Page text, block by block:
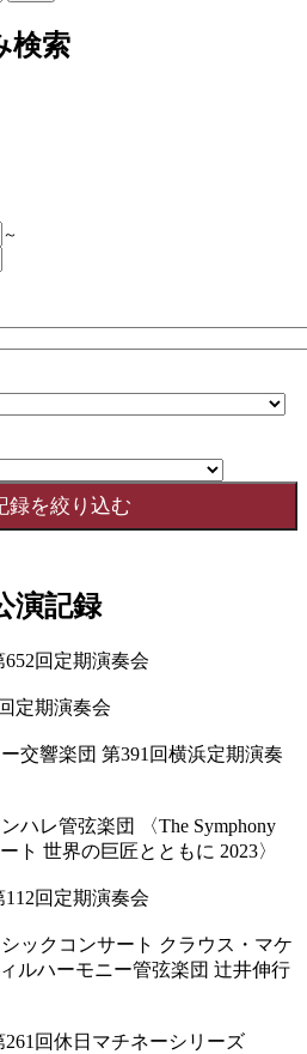
検索
～
演記録
回定期演奏会
定期演奏会
交響楽団 第391回横浜定期演奏
ハレ管弦楽団 〈The Symphony
ト 世界の巨匠とともに 2023〉
回定期演奏会
ックコンサート クラウス・マケ
ルハーモニー管弦楽団 辻井伸行
回休日マチネーシリーズ